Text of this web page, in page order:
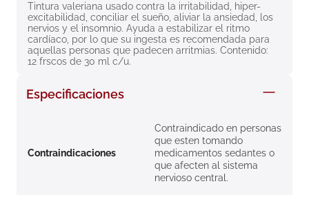
Tintura valeriana usado contra la irritabilidad, hiper-
excitabilidad, conciliar el sueño, aliviar la ansiedad, los
nervios y el insomnio. Ayuda a estabilizar el ritmo
cardíaco, por lo que su ingesta es recomendada para
aquellas personas que padecen arritmias. Contenido:
12 frscos de 30 ml c/u.
Especificaciones
Contraindicaciones
Contraindicado en personas
que esten tomando
medicamentos sedantes o
que afecten al sistema
nervioso central.
8. roche posay
9. isdin
10.pañales